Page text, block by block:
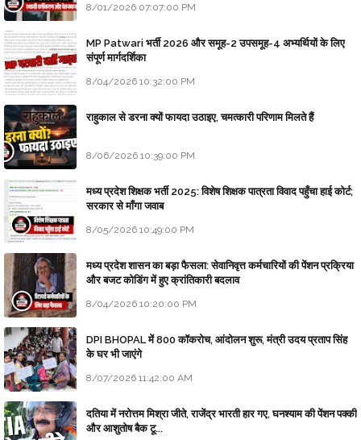
8/01/2026 07:07:00 PM
MP Patwari भर्ती 2026 और समूह-2 उपसमूह-4 अभ्यर्थियों के लिए
संपूर्ण मार्गदर्शिका
8/04/2026 10:32:00 PM
राहुकाल से डरना क्यों फायदा उठाइए, चमत्कारी परिणाम मिलते हैं
8/06/2026 10:39:00 PM
मध्य प्रदेश शिक्षक भर्ती 2025: विशेष शिक्षक पात्रता विवाद पहुँचा हाई कोर्ट;
सरकार से माँगा जवाब
8/05/2026 10:49:00 PM
मध्य प्रदेश शासन का बड़ा फैसला: सेवानिवृत्त कर्मचारियों की पेंशन प्रक्रिया
और बजट कोडिंग में हुए क्रांतिकारी बदलाव
8/04/2026 10:20:00 PM
DPI BHOPAL में 800 कॉकरोच, आंदोलन शुरू, मंत्री उदय प्रताप सिंह
के घर भी जाएंगे
8/07/2026 11:42:00 AM
दतिया में नरोत्तम मिश्रा जीते, राजेंद्र भारती हार गए, घनश्याम की पेंशन पक्की
और आशुतोष बैक टू...